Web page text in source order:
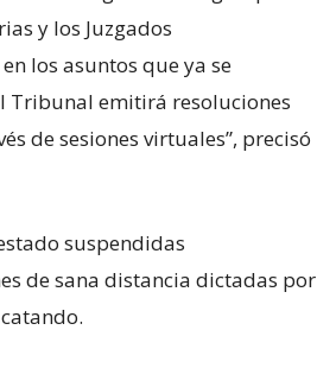
y los Juzgados
los asuntos que ya se
Tribunal emitirá resoluciones
de sesiones virtuales”, precisó
suspendidas
de sana distancia dictadas por